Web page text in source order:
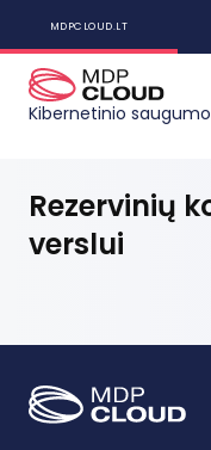
MDPCLOUD.LT
Kibernetinio
Rezervinių
verslui